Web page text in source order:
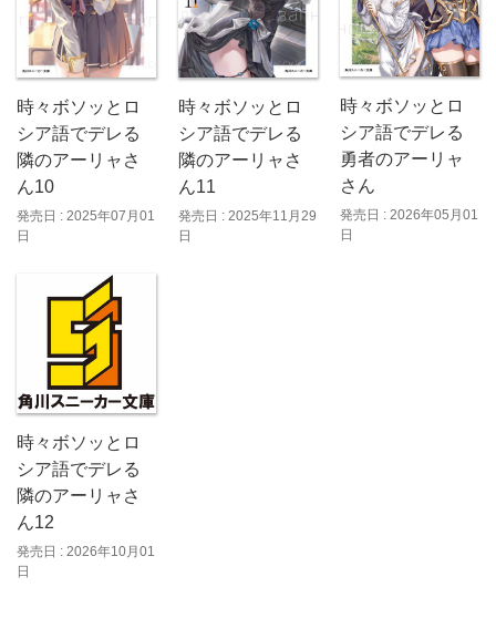
時々ボソッとロ
シア語でデレる
隣のアーリャさ
ん10
発売日 : 2025年07月01
日
時々ボソッとロ
シア語でデレる
隣のアーリャさ
ん11
発売日 : 2025年11月29
日
時々ボソッとロ
シア語でデレる
勇者のアーリャ
さん
発売日 : 2026年05月01
日
時々ボソッとロ
シア語でデレる
隣のアーリャさ
ん12
発売日 : 2026年10月01
日